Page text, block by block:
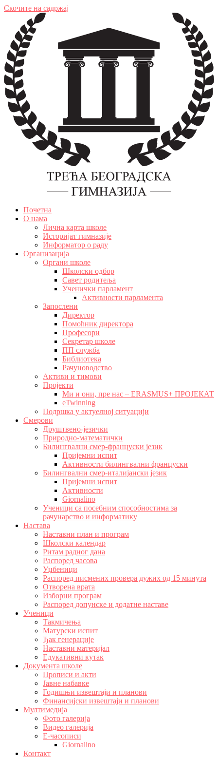
Скочите на садржај
Почетна
О нама
Лична карта школе
Историјат гимназије
Информатор о раду
Организација
Органи школе
Школски одбор
Савет родитеља
Ученички парламент
Активности парламента
Запослени
Директор
Помоћник директора
Професори
Секретар школе
ПП служба
Библиотека
Рачуноводство
Активи и тимови
Пројекти
Ми и они, пре нас – ERASMUS+ ПРОЈЕКАТ
eTwinning
Подршка у актуелној ситуацији
Смерови
Друштвено-језички
Природно-математички
Билингвални смер-француски језик
Пријемни испит
Активности билингвални француски
Билингвални смер-италијански језик
Пријемни испит
Активности
Giornalino
Ученици са посебним способностима за
рачунарство и информатику
Настава
Наставни план и програм
Школски календар
Ритам радног дана
Распоред часова
Уџбеници
Распоред писмених провера дужих од 15 минута
Отворена врата
Изборни програм
Распоред допунске и додатне наставе
Ученици
Такмичења
Матурски испит
Ђак генерације
Наставни материјал
Едукативни кутак
Документа школе
Прописи и акти
Јавне набавке
Годишњи извештаји и планови
Финансијски извештаји и планови
Мултимедија
Фото галерија
Видео галерија
Е-часописи
Giornalino
Контакт